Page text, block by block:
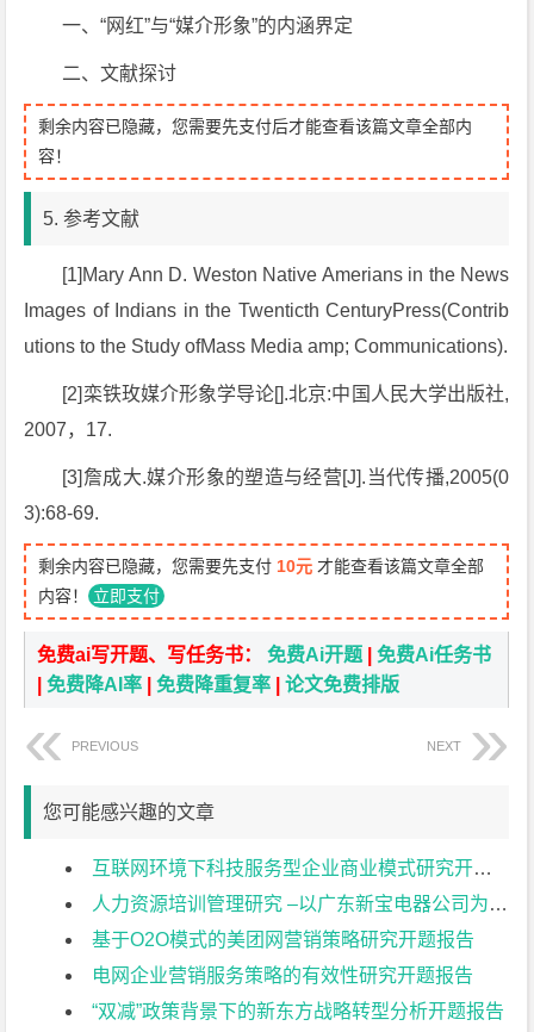
一、“网红”与“媒介形象”的内涵界定
二、文献探讨
剩余内容已隐藏，您需要先支付后才能查看该篇文章全部内
容！
5. 参考文献
[1]Mary Ann D. Weston Native Amerians in the News
Images of Indians in the Twenticth CenturyPress(Contrib
utions to the Study ofMass Media amp; Communications).
[2]栾铁玫媒介形象学导论[].北京:中国人民大学出版社,
2007，17.
[3]詹成大.媒介形象的塑造与经营[J].当代传播,2005(0
3):68-69.
剩余内容已隐藏，您需要先支付 10元 才能查看该篇文章全部
内容！ 立即支付
免费ai写开题、写任务书：免费Ai开题 |免费Ai任务书
|免费降AI率 |免费降重复率 |论文免费排版
PREVIOUS NEXT
您可能感兴趣的文章
互联网环境下科技服务型企业商业模式研究开题报告
人力资源培训管理研究 –以广东新宝电器公司为例开题报告
基于O2O模式的美团网营销策略研究开题报告
电网企业营销服务策略的有效性研究开题报告
“双减”政策背景下的新东方战略转型分析开题报告